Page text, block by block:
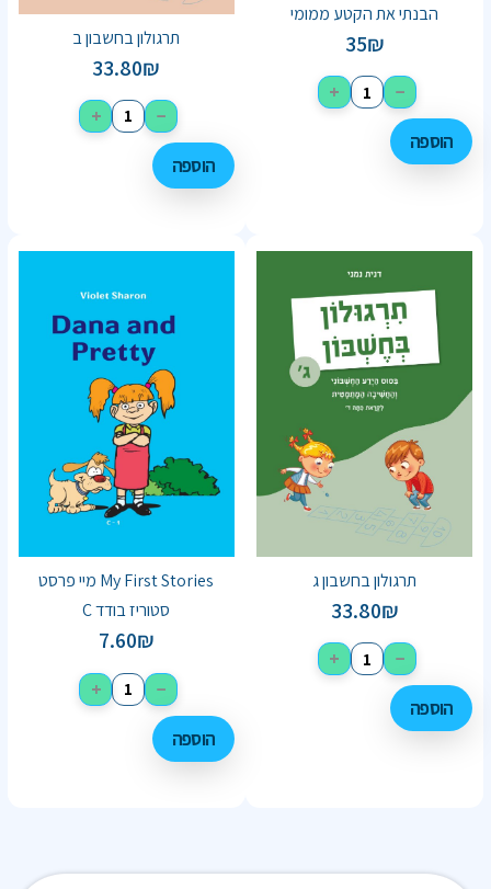
הבנתי את הקטע ממומי
35₪
−
+
הוספה
תרגולון בחשבון ב
33.80₪
−
+
הוספה
תרגולון בחשבון ג
33.80₪
−
+
הוספה
My First Stories מיי פרסט
סטוריז בודד C
7.60₪
−
+
הוספה